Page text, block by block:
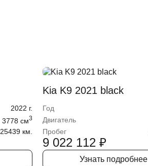
2022 г.
3778 cм3
25439 км.
Kia K9 2021 black
Год
Двигатель
Пробег
9 022 112 ₽
Узнать подробнее